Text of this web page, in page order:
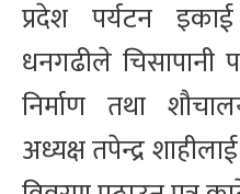
प्रदेश पर्यटन इकाई
धनगढीले चिसापानी
निर्माण तथा
अध्यक्ष तपेन्द्र